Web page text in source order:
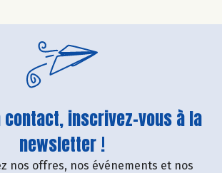
contact, inscrivez-vous à la
newsletter !
nos offres, nos événements et nos